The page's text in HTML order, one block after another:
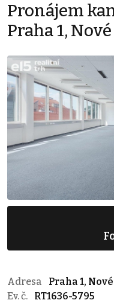
Pronájem
Praha 1,
Adresa
Praha 1,
Ev. č.
RT1636-5795